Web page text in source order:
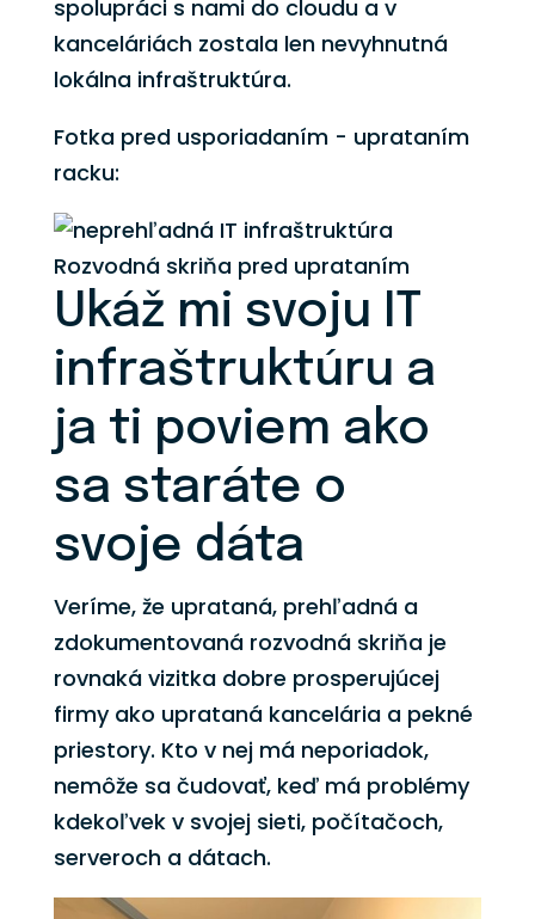
spolupráci s nami do cloudu a v
kanceláriách zostala len nevyhnutná
lokálna infraštruktúra.
Fotka pred usporiadaním - uprataním
racku:
Rozvodná skriňa pred uprataním
Ukáž mi svoju IT
infraštruktúru a
ja ti poviem ako
sa staráte o
svoje dáta
Veríme, že uprataná, prehľadná a
zdokumentovaná rozvodná skriňa je
rovnaká vizitka dobre prosperujúcej
firmy ako uprataná kancelária a pekné
priestory. Kto v nej má neporiadok,
nemôže sa čudovať, keď má problémy
kdekoľvek v svojej sieti, počítačoch,
serveroch a dátach.